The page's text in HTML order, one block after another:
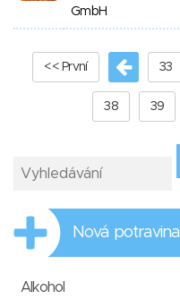
GmbH
<< První 33
38 39
Nová potravina
Alkohol